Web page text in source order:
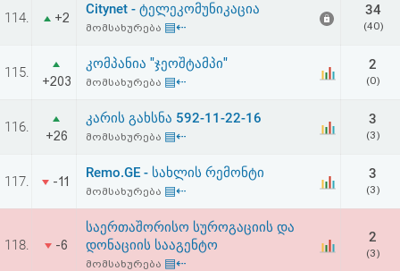
114. +2
Citynet - ტელეკომუნიკაცია
მომსახურება ▤⇠
34
(40)
115.
+203
კომპანია "ჯეოშტამპი"
მომსახურება ▤⇠
2
(0)
116.
+26
კარის გახსნა 592-11-22-16
მომსახურება ▤⇠
3
(3)
117. -11
Remo.GE - სახლის რემონტი
მომსახურება ▤⇠
3
(3)
118. -6
საერთაშორისო სუროგაციის და
დონაციის სააგენტო
მომსახურება ▤⇠
2
(3)